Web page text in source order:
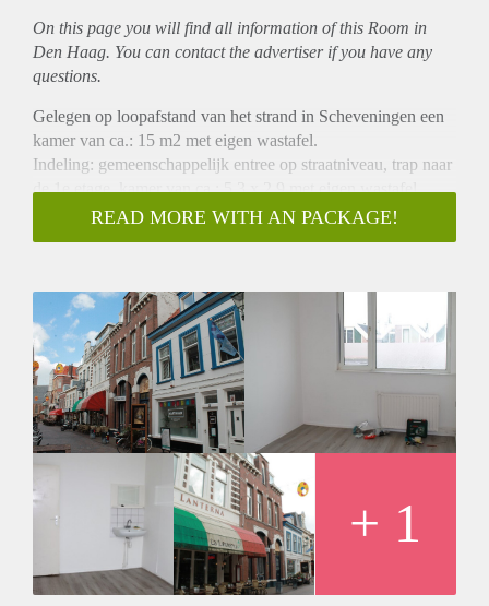
On this page you will find all information of this Room in
Den Haag. You can contact the advertiser if you have any
questions.
Gelegen op loopafstand van het strand in Scheveningen een
kamer van ca.: 15 m2 met eigen wastafel.
Indeling: gemeenschappelijk entree op straatniveau, trap naar
de 1e etage, kamer van ca.: 5.3 x 2.9 met eigen wastafel.
Aparte keuken, douche en toilet in de gang. Voor dit gedeelte
van het pand worden de voorzieningen ( keuken, toilet en
verschillende winkels en horeca gelegenheden en openbaar
vervoer en op loopafstand van het strand de boulevard van
Scheveningen. Huurprijs is inclusief voorschot gas, water,
elektra, kabel TV en internet.
Aanwezig:
- Laminaat
- Dubbelglas
Aanvullende informatie:
- Max. 1 studerend/werkend persoon (voorkeur gaat uit naar
- Min. 1 jaarcontract
- 1 maand borg
READ MORE WITH AN PACKAGE!
+ 1